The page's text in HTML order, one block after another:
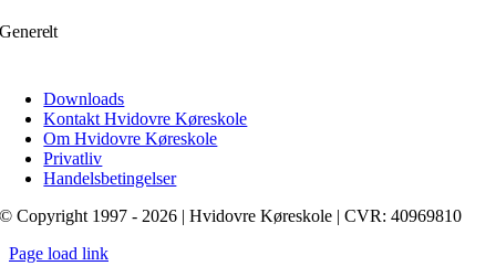
Generelt
Downloads
Kontakt Hvidovre Køreskole
Om Hvidovre Køreskole
Privatliv
Handelsbetingelser
© Copyright 1997 - 2026 | Hvidovre Køreskole | CVR: 40969810
Page load link